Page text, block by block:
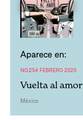
Aparece en:
NO.254 FEBRERO 2020
Vuelta al amor
México